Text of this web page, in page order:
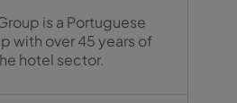
is a Portuguese
with over 45 years of
hotel sector.